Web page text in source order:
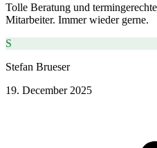
Tolle Beratung und
Mitarbeiter. Immer wieder gerne.
S
Stefan Brueser
19. December 2025